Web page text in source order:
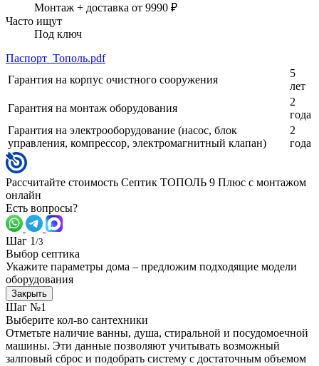
Монтаж + доставка от 9990 ₽
Часто ищут
Под ключ
Паспорт_Тополь.pdf
Гарантия на корпус очистного сооружения
5
лет
Гарантия на монтаж оборудования
2
года
Гарантия на электрооборудование (насос, блок
управления, компрессор, электромагнитный клапан)
2
года
Рассчитайте стоимость Септик ТОПОЛЬ 9 Плюс с монтажом
онлайн
Есть вопросы?
Шаг 1 /3
Выбор септика
Укажите параметры дома – предложим подходящие модели
оборудования
Закрыть
Шаг №1
Выберите кол-во сантехники
Отметьте наличие ванны, душа, стиральной и посудомоечной
машины. Эти данные позволяют учитывать возможный
залповый сброс и подобрать систему с достаточным объемом